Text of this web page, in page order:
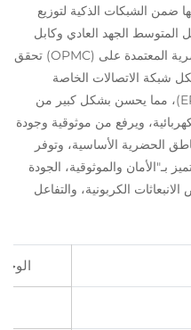
ضمن الشبكات الذكية لتوزيع
المتوسط الجهد العادي وكابل
الاتصالات الضوئية. وشبكة التوزيع الحضرية المعتمدة على (OPMC) تحقق
شبكة الاتصالات الخاصة
بالشبكة البصرية السلبية إيثرنت (EPON)، مما يحسن بشكل كبير من
ويرفع من موثوقية وجودة
الحضرية الأساسية، وتوفر
بـ"الأمان والموثوقية، الجودة
الانبعاثات الكربونية، والتفاعل